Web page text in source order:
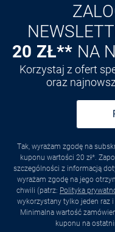
20 ZŁ** NA
Korzystaj z ofert
oraz
Tak, wyrażam zgodę na
kuponu wartości 20 zł*.
szczególności z informacją
wyrażam zgodę na jego
chwili (patrz: Polityka
wykorzystany tylko jeden raz
Minimalna wartość
kuponu na